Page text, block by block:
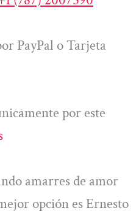
PayPal o Tarjeta
por este
amarres de amor
opción es Ernesto